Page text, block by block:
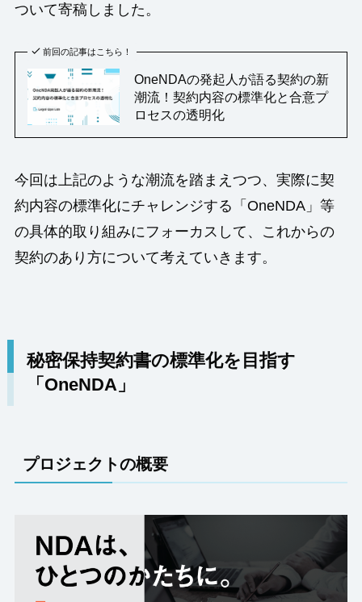
ついて寄稿しました。
前回の記事はこちら！
OneNDAの発起人が語る契約の新
潮流！契約内容の標準化と合意プ
ロセスの透明化
今回は上記のような潮流を踏まえつつ、実際に契
約内容の標準化にチャレンジする「OneNDA」等
の具体的取り組みにフォーカスして、これからの
契約のあり方について考えていきます。
秘密保持契約書の標準化を目指す
「OneNDA」
プロジェクトの概要